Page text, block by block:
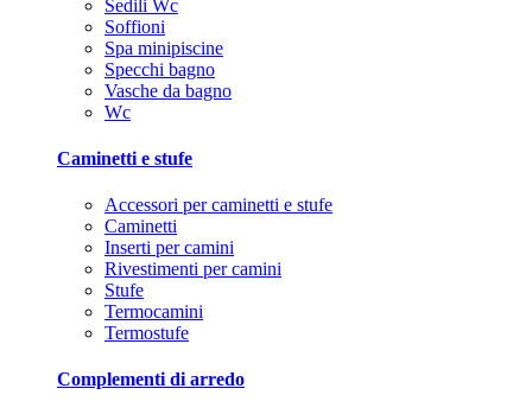
Sedili Wc
Soffioni
Spa minipiscine
Specchi bagno
Vasche da bagno
Wc
Caminetti e stufe
Accessori per caminetti e stufe
Caminetti
Inserti per camini
Rivestimenti per camini
Stufe
Termocamini
Termostufe
Complementi di arredo